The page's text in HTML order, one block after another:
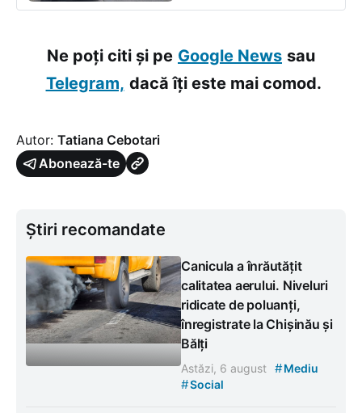
Ne poți citi și pe Google News sau
Telegram, dacă îți este mai comod.
Autor: Tatiana Cebotari
Abonează-te
Știri recomandate
Canicula a înrăutățit
calitatea aerului. Niveluri
ridicate de poluanți,
înregistrate la Chișinău și
Bălți
Astăzi, 6 august #Mediu
#Social